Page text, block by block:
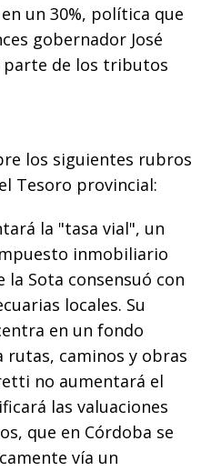
un 30%, política que
gobernador José
parte de los tributos
los siguientes rubros
Tesoro provincial:
la "tasa vial", un
inmobiliario
la Sota consensuó con
locales. Su
en un fondo
rutas, caminos y obras
no aumentará el
las valuaciones
que en Córdoba se
vía un